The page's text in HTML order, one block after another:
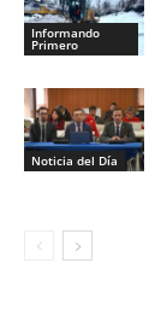
Informando
Primero
Noticia del Día